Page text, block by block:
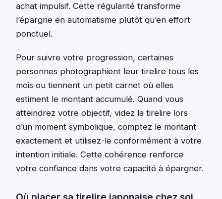
achat impulsif. Cette régularité transforme
l’épargne en automatisme plutôt qu’en effort
ponctuel.
Pour suivre votre progression, certaines
personnes photographient leur tirelire tous les
mois ou tiennent un petit carnet où elles
estiment le montant accumulé. Quand vous
atteindrez votre objectif, videz la tirelire lors
d’un moment symbolique, comptez le montant
exactement et utilisez-le conformément à votre
intention initiale. Cette cohérence renforce
votre confiance dans votre capacité à épargner.